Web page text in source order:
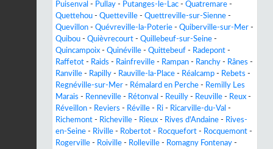
Puisenval - Pullay - Putanges-le-Lac - Quatremare -
Quettehou - Quetteville - Quettreville-sur-Sienne -
Quevillon - Quévreville-la-Poterie - Quiberville-sur-Mer -
Quibou - Quièvrecourt - Quillebeuf-sur-Seine -
Quincampoix - Quinéville - Quittebeuf - Radepont -
Raffetot - Raids - Rainfreville - Rampan - Ranchy - Rânes -
Ranville - Rapilly - Rauville-la-Place - Réalcamp - Rebets -
Regnéville-sur-Mer - Rémalard en Perche - Remilly Les
Marais - Renneville - Rétonval - Reuilly - Reuville - Reux -
Réveillon - Reviers - Réville - Ri - Ricarville-du-Val -
Richemont - Richeville - Rieux - Rives d'Andaine - Rives-
en-Seine - Riville - Robertot - Rocquefort - Rocquemont -
Rogerville - Roiville - Rolleville - Romagny Fontenay -